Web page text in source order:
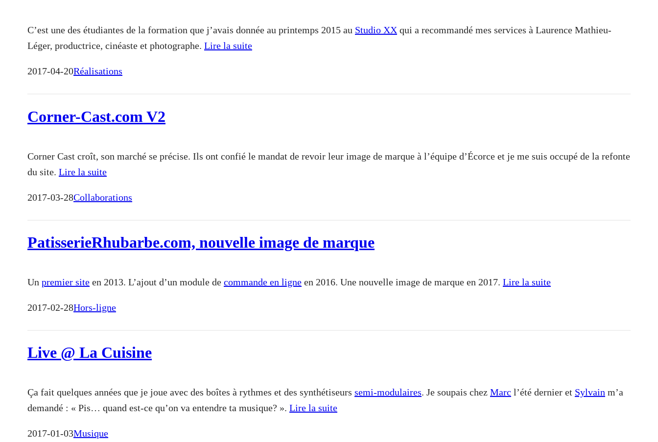
C’est une des étudiantes de la formation que j’avais donnée au printemps 2015 au Studio XX qui a recommandé mes services à Laurence Mathieu-
Léger, productrice, cinéaste et photographe. Lire la suite
2017-04-20Réalisations
Corner-Cast.com V2
Corner Cast croît, son marché se précise. Ils ont confié le mandat de revoir leur image de marque à l’équipe d’Écorce et je me suis occupé de la refonte
du site. Lire la suite
2017-03-28Collaborations
PatisserieRhubarbe.com, nouvelle image de marque
Un premier site en 2013. L’ajout d’un module de commande en ligne en 2016. Une nouvelle image de marque en 2017. Lire la suite
2017-02-28Hors-ligne
Live @ La Cuisine
Ça fait quelques années que je joue avec des boîtes à rythmes et des synthétiseurs semi-modulaires. Je soupais chez Marc l’été dernier et Sylvain m’a
demandé : « Pis… quand est-ce qu’on va entendre ta musique? ». Lire la suite
2017-01-03Musique